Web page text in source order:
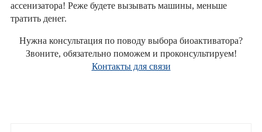
ассенизатора! Реже будете вызывать машины, меньше
тратить денег.
Нужна консультация по поводу выбора биоактиватора?
Звоните, обязательно поможем и проконсультируем!
Контакты для связи